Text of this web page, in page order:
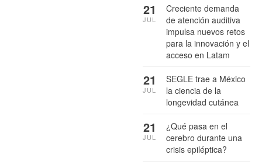
Creciente demanda
de atención auditiva
impulsa nuevos retos
para la innovación y el
acceso en Latam
21
JUL
SEGLE trae a México
la ciencia de la
longevidad cutánea
21
JUL
¿Qué pasa en el
cerebro durante una
crisis epiléptica?
21
JUL